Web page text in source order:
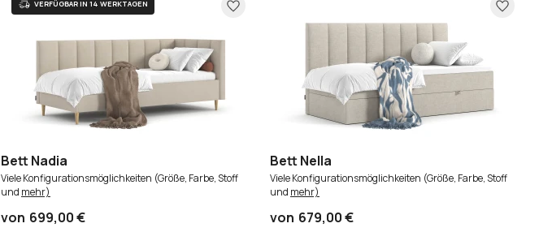
Bett Nadia
Viele Konfigurationsmöglichkeiten (Größe, Farbe, Stoff
und mehr)
von 699,00 €
Bett Nella
Viele Konfigurationsmöglichkeiten (Größe, Farbe, Stoff
und mehr)
von 679,00 €